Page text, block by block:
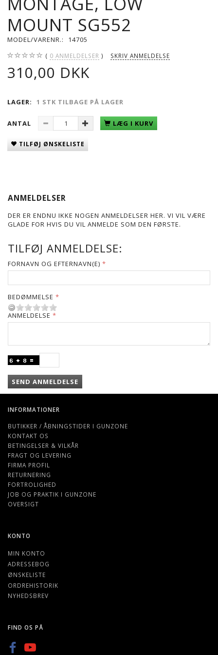
MOUNT SG552
MODEL/VARENR.: 14705
0 ANMELDELSER SKRIV ANMELDELSE
310,00 DKK
LAGER: 1 STK TILBAGE PÅ LAGER
ANTAL LÆG I KURV
TILFØJ ØNSKELISTE
ANMELDELSER
DER ER ENDNU IKKE NOGEN ANMELDELSER HER. VI VIL VÆRE
GLADE FOR HVIS DU VIL ANMELDE SOM DEN FØRSTE.
TILFØJ ANMELDELSE:
FORNAVN OG EFTERNAVN(E)
BEDØMMELSE
ANMELDELSE
SEND ANMELDELSE
INFORMATIONER
BUTIKKER / ÅBNINGSTIDER I GUNZONE
KONTAKT OS
BETINGELSER & VILKÅR
FRAGT OG LEVERING
FIRMA PROFIL
RETURNERING
FORTROLIGHED
JOB OG PRAKTIK I GUNZONE
OVERSIGT
KONTO
MIN KONTO
ADRESSEBOG
ØNSKELISTE
ORDREHISTORIK
NYHEDSBREV
FIND OS PÅ